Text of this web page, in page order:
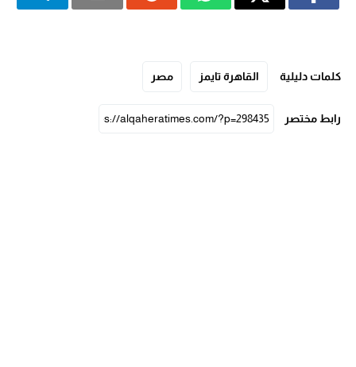
كلمات دليلية القاهرة تايمز مصر
رابط مختصر